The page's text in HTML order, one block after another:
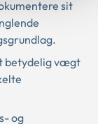
sit
betydelig vægt
og